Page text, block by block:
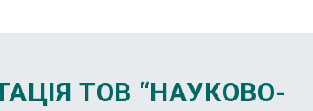
ТОВ “НАУКОВО-